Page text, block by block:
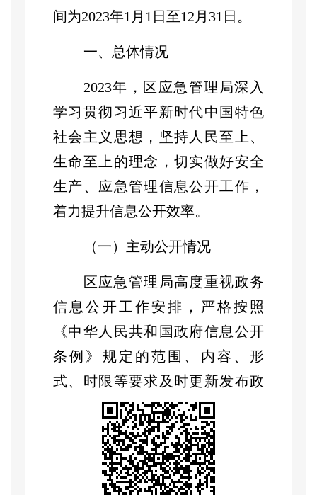
间为2023年1月1日至12月31日。
一、总体情况
2023年，区应急管理局深入
学习贯彻习近平新时代中国特色
社会主义思想， 坚持人民至上、
生命至上 的理念，切实做好安全
生产、应急管理信息公开工作，
着力提升信息公开效率。
（一）主动公开情况
区应急管理局高度重视政务
信息公开工作安排 ，
严格按照
《中华人民共和国政府信息公开
条例》 规定的范围、内容、形
式、时限等要求 及时更新发布政
务信息，规范工作程序，提高办
事效率。对我局组织机构建设、
职责分工等情况进行更新
在区政府门户网页“安全生产